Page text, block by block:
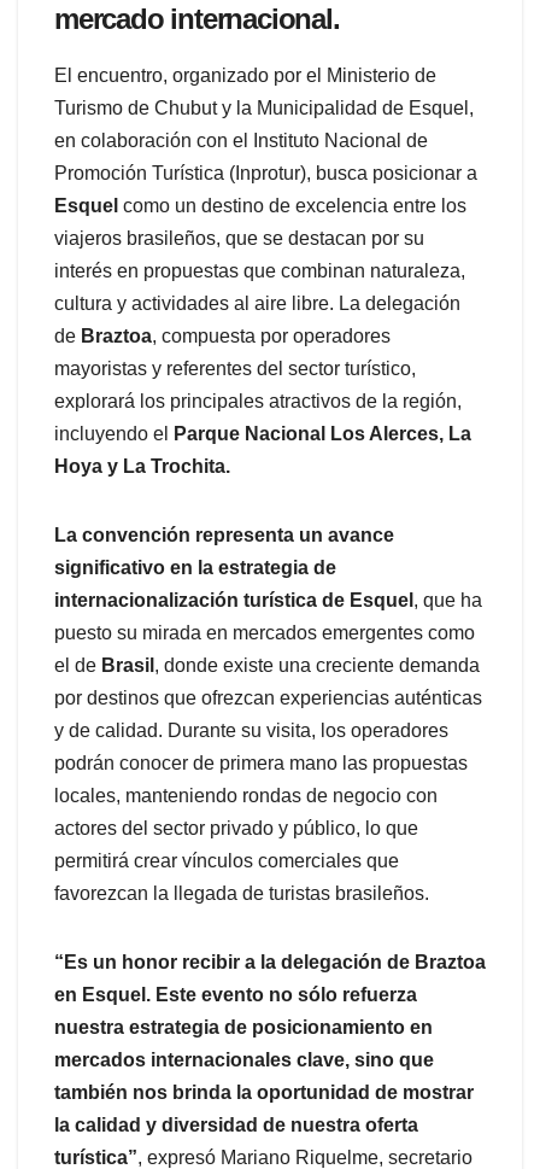
mercado internacional.
El encuentro, organizado por el Ministerio de
Turismo de Chubut y la Municipalidad de Esquel,
en colaboración con el Instituto Nacional de
Promoción Turística (Inprotur), busca posicionar a
Esquel como un destino de excelencia entre los
viajeros brasileños, que se destacan por su
interés en propuestas que combinan naturaleza,
cultura y actividades al aire libre. La delegación
de Braztoa, compuesta por operadores
mayoristas y referentes del sector turístico,
explorará los principales atractivos de la región,
incluyendo el
Parque Nacional Los Alerces, La
Hoya y La Trochita.
La convención representa un avance
significativo en la estrategia de
internacionalización turística de Esquel , que ha
puesto su mirada en mercados emergentes como
el de Brasil , donde existe una creciente demanda
por destinos que ofrezcan experiencias auténticas
y de calidad. Durante su visita, los operadores
podrán conocer de primera mano las propuestas
locales, manteniendo rondas de negocio con
actores del sector privado y público, lo que
permitirá crear vínculos comerciales que
favorezcan la llegada de turistas brasileños.
“Es un honor recibir a la delegación de Braztoa
en Esquel. Este evento no sólo refuerza
nuestra estrategia de posicionamiento en
mercados internacionales clave, sino que
también nos brinda la oportunidad de mostrar
la calidad y diversidad de nuestra oferta
turística”, expresó Mariano Riquelme, secretario